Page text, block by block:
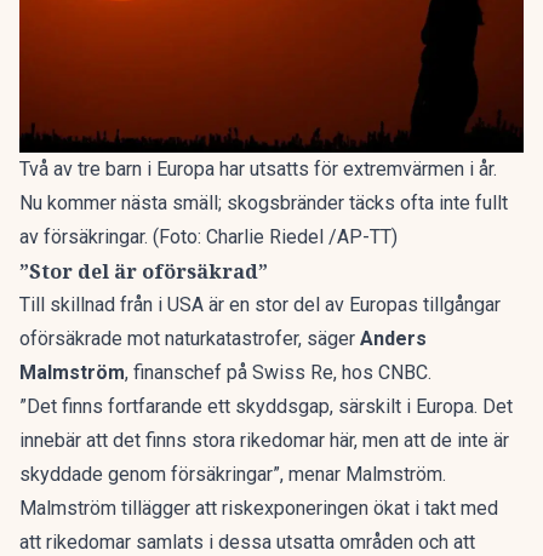
Två av tre barn i Europa har utsatts för extremvärmen i år.
Nu kommer nästa smäll; skogsbränder täcks ofta inte fullt
av försäkringar. (Foto: Charlie Riedel /AP-TT)
”Stor del är oförsäkrad”
Till skillnad från i USA är en stor del av Europas tillgångar
oförsäkrade mot naturkatastrofer, säger Anders
Malmström, finanschef på Swiss Re, hos CNBC.
”Det finns fortfarande ett skyddsgap, särskilt i Europa. Det
innebär att det finns stora rikedomar här, men att de inte är
skyddade genom försäkringar”, menar Malmström.
Malmström tillägger att riskexponeringen ökat i takt med
att rikedomar samlats i dessa utsatta områden och att